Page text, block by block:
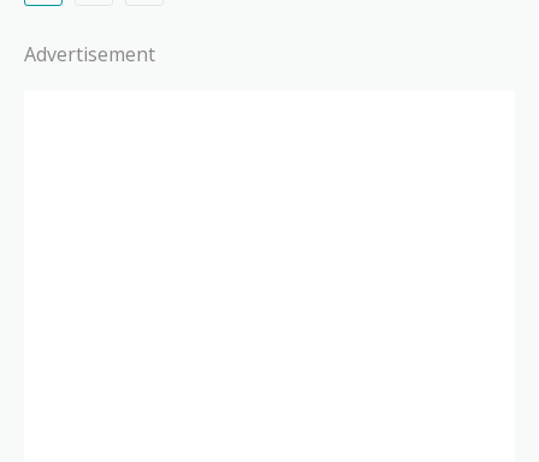
Advertisement